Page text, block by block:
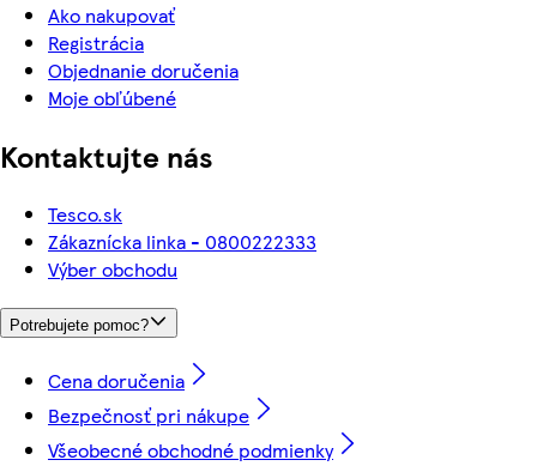
Ako nakupovať
Registrácia
Objednanie doručenia
Moje obľúbené
Kontaktujte nás
Tesco.sk
Zákaznícka linka - 0800222333
Výber obchodu
Potrebujete pomoc?
Cena doručenia
Bezpečnosť pri nákupe
Všeobecné obchodné podmienky